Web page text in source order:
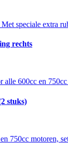
rechts
stuks)